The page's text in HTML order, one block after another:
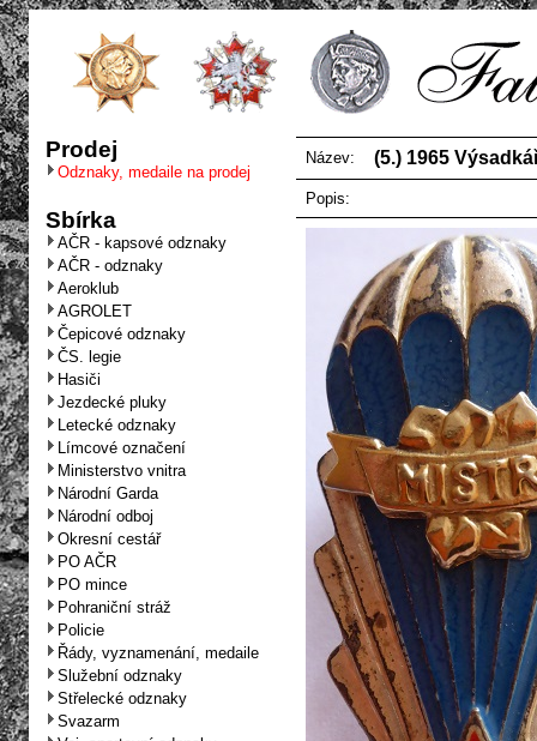
Prodej
Odznaky, medaile na prodej
Sbírka
AČR - kapsové odznaky
AČR - odznaky
Aeroklub
AGROLET
Čepicové odznaky
ČS. legie
Hasiči
Jezdecké pluky
Letecké odznaky
Límcové označení
Ministerstvo vnitra
Národní Garda
Národní odboj
Okresní cestář
PO AČR
PO mince
Pohraniční stráž
Policie
Řády, vyznamenání, medaile
Služební odznaky
Střelecké odznaky
Svazarm
Název: (5.) 1965
Popis: